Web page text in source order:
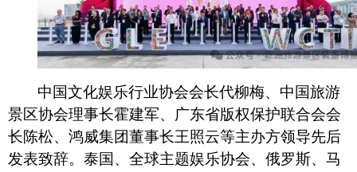
中国文化娱乐行业协会会长代柳梅、中国旅游
景区协会理事长霍建军、广东省版权保护联合会会
长陈松、鸿威集团董事长王照云等主办方领导先后
发表致辞。泰国、全球主题娱乐协会、俄罗斯、马